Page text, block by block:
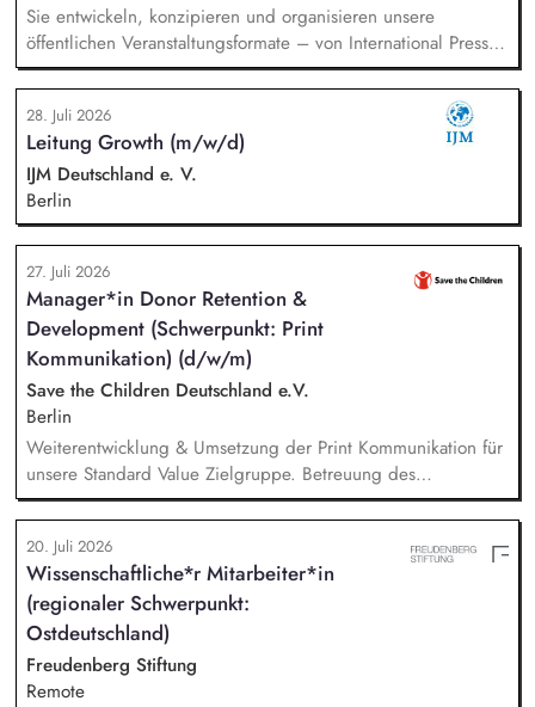
Sie entwickeln, konzipieren und organisieren unsere
öffentlichen Veranstaltungsformate – von International Press
Roundtables, Deep Dive Discussions und Aspen Fireside
Chats bis hin zu besonderen Formaten wie der Aspen
Summer Party, der Aspen Gala und neuen
Veranstaltungsformaten. Sie identifizieren aktuelle politische
Themen und gewinnen hochrangige Referentinnen sowie
Diskussionspartnerinnen aus Politik, Wirtschaft, Wissenschaft,
Medien und Zivilgesellschaft.
28. Juli 2026
Leitung Growth (m/w/d)
IJM Deutschland e. V.
Berlin
27. Juli 2026
Manager*in Donor Retention &
Development (Schwerpunkt: Print
Kommunikation) (d/w/m)
Save the Children Deutschland e.V.
Berlin
Weiterentwicklung & Umsetzung der Print Kommunikation für
unsere Standard Value Zielgruppe. Betreuung des
postalischen Mailing-Programm inkl. der Spendenmagazine
und Spendenaufrufe sowie der Print Kommunikation innerhalb
unserer Donor Journeys. Ko-Produktion von Content für die
Print Kommunikation in enger Zusammenarbeit mit dem Team
Brand, Content & Publikationen. Redaktion und Prüfung von
Content/Texten für andere Kanäle und Medien.
20. Juli 2026
Wissenschaftliche*r Mitarbeiter*in
(regionaler Schwerpunkt:
Ostdeutschland)
Freudenberg Stiftung
Remote